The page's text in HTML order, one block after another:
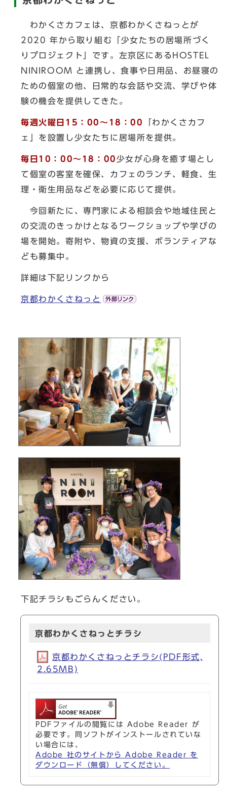
わかくさカフェは、京都わかくさねっとが
2020 年から取り組む「少女たちの居場所づく
りプロジェクト」です。左京区にあるHOSTEL
NINIROOM と連携し、食事や日用品、お昼寝の
ための個室の他、日常的な会話や交流、学びや体
験の機会を提供してきた。
毎週火曜日15：00～18：00
「わかくさカフ
ェ」を設置し少女たちに居場所を提供。
毎日10：00～18：00少女が心身を癒す場とし
て個室の客室を確保、カフェのランチ、軽食、生
理・衛生用品などを必要に応じて提供。
今回新たに、専門家による相談会や地域住民と
の交流のきっかけとなるワークショップや学びの
場を開始。寄附や、物資の支援、ボランティアな
ども募集中。
詳細は下記リンクから
京都わかくさねっと
下記チラシもごらんください。
京都わかくさねっとチラシ
京都わかくさねっとチラシ(PDF形式,
2.65MB)
PDFファイルの閲覧には Adobe Reader が
必要です。同ソフトがインストールされていな
い場合には、
Adobe 社のサイトから Adobe Reader を
ダウンロード（無償）してください。